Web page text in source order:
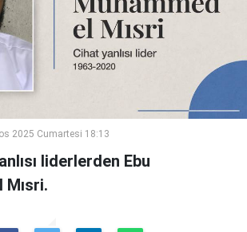
2025 Cumartesi 18:13
liderlerden Ebu
Mısri.